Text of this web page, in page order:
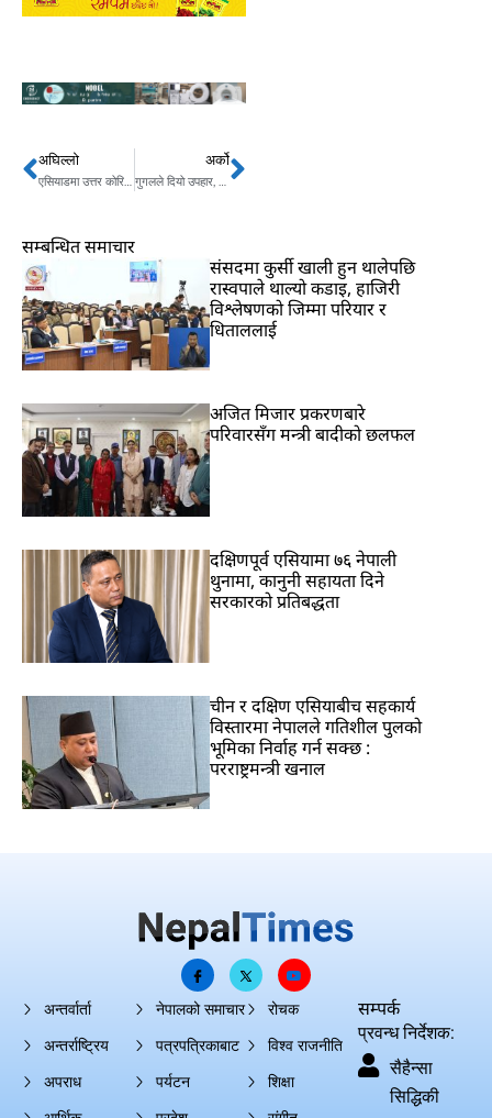
Prev
अघिल्लो
एसियाडमा उत्तर कोरियाले धमका मच्चायो
अर्को
गुगलले दियो उपहार, भूकम्प आउनु अघि मोबाइल बज्ने Next
सम्बन्धित समाचार
संसदमा कुर्सी खाली हुन थालेपछि
रास्वपाले थाल्यो कडाइ, हाजिरी
विश्लेषणको जिम्मा परियार र
धिताललाई
अजित मिजार प्रकरणबारे
परिवारसँग मन्त्री बादीको छलफल
दक्षिणपूर्व एसियामा ७६ नेपाली
थुनामा, कानुनी सहायता दिने
सरकारको प्रतिबद्धता
चीन र दक्षिण एसियाबीच सहकार्य
विस्तारमा नेपालले गतिशील पुलको
भूमिका निर्वाह गर्न सक्छ :
परराष्ट्रमन्त्री खनाल
अन्तर्वार्ता
अन्तर्राष्ट्रिय
अपराध
नेपालको समाचार
पत्रपत्रिकाबाट
पर्यटन
रोचक
विश्व राजनीति
शिक्षा
सम्पर्क
प्रवन्ध निर्देशक:
सैहैन्सा
सिद्धिकी